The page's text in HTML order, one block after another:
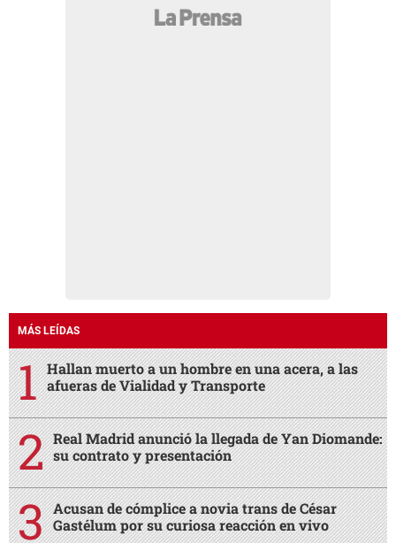
MÁS LEÍDAS
Hallan muerto a un hombre en una acera, a las
afueras de Vialidad y Transporte
Real Madrid anunció la llegada de Yan Diomande:
su contrato y presentación
Acusan de cómplice a novia trans de César
Gastélum por su curiosa reacción en vivo